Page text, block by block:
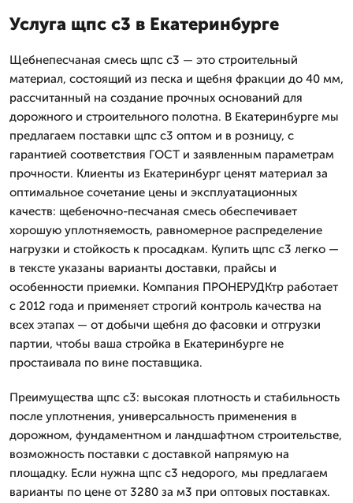
Услуга щпс с3 в Екатеринбурге
Щебнепесчаная смесь щпс с3 — это строительный
материал, состоящий из песка и щебня фракции до 40 мм,
рассчитанный на создание прочных оснований для
дорожного и строительного полотна. В Екатеринбурге мы
предлагаем поставки щпс с3 оптом и в розницу, с
гарантией соответствия ГОСТ и заявленным параметрам
прочности. Клиенты из Екатеринбург ценят материал за
оптимальное сочетание цены и эксплуатационных
качеств: щебеночно-песчаная смесь обеспечивает
хорошую уплотняемость, равномерное распределение
нагрузки и стойкость к просадкам. Купить щпс с3 легко —
в тексте указаны варианты доставки, прайсы и
особенности приемки. Компания ПРОНЕРУДКтр работает
с 2012 года и применяет строгий контроль качества на
всех этапах — от добычи щебня до фасовки и отгрузки
партии, чтобы ваша стройка в Екатеринбурге не
простаивала по вине поставщика.
Преимущества щпс с3: высокая плотность и стабильность
после уплотнения, универсальность применения в
дорожном, фундаментном и ландшафтном строительстве,
возможность поставки с доставкой напрямую на
площадку. Если нужна щпс с3 недорого, мы предлагаем
варианты по цене от 3280 за м3 при оптовых поставках.